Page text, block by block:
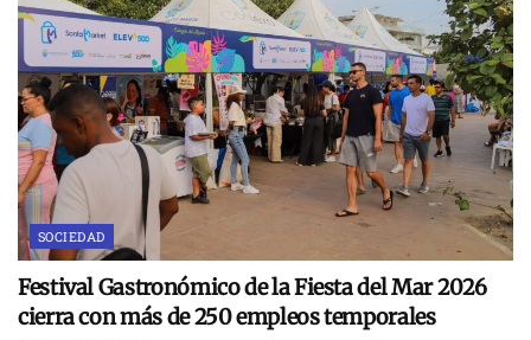
SOCIEDAD
Festival Gastronómico de la Fiesta del Mar 2026
cierra con más de 250 empleos temporales